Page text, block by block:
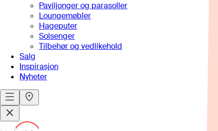
Paviljonger og parasoller
Loungemøbler
Hageputer
Solsenger
Tilbehør og vedlikehold
Salg
Inspirasjon
Nyheter